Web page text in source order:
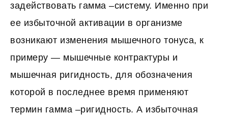
задействовать гамма –систему. Именно при
ее избыточной активации в организме
возникают изменения мышечного тонуса, к
примеру — мышечные контрактуры и
мышечная ригидность, для обозначения
которой в последнее время применяют
термин гамма –ригидность. А избыточная